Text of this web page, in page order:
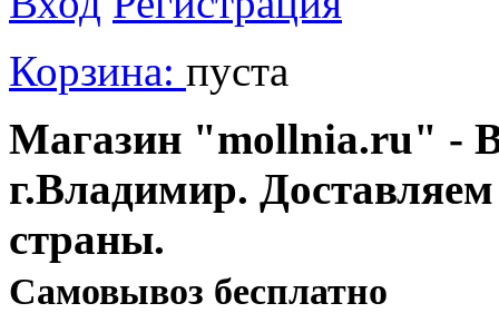
Корзина: пуста
Магазин "mollnia.ru" -
г.Владимир.
страны.
Cамовывоз бесплатно